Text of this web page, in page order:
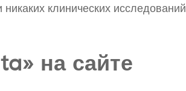
никаких клинических исследований
на сайте